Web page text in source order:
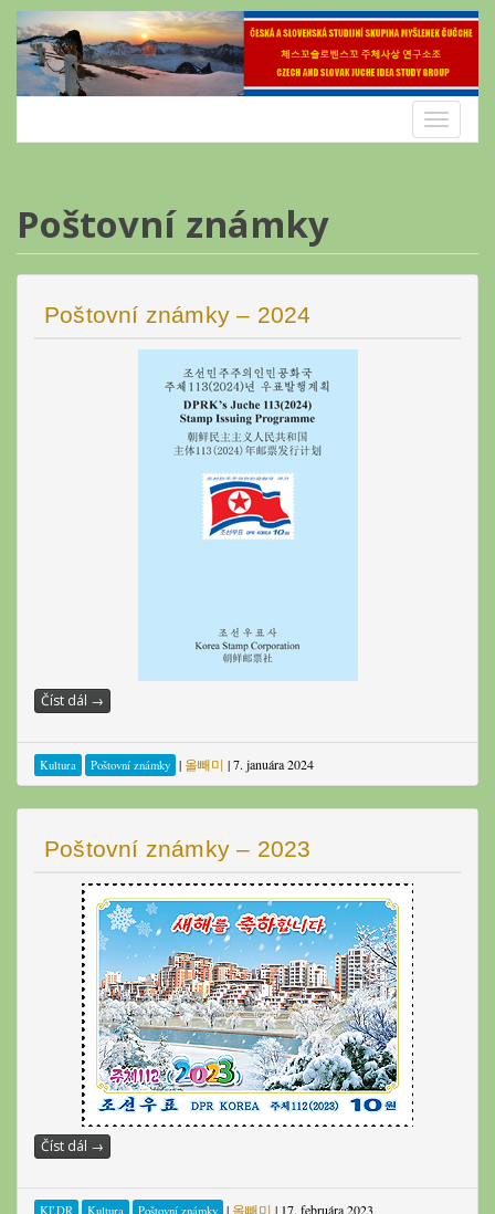
Skip
content
Toggle
Poštovní známky
Poštovní známky – 2024
Číst dál →
Kultura Poštovní známky | 올빼미 |7. januára 2024
Poštovní známky – 2023
Číst dál →
KĽDR Kultura Poštovní známky | 올빼미 | 17. februára 2023